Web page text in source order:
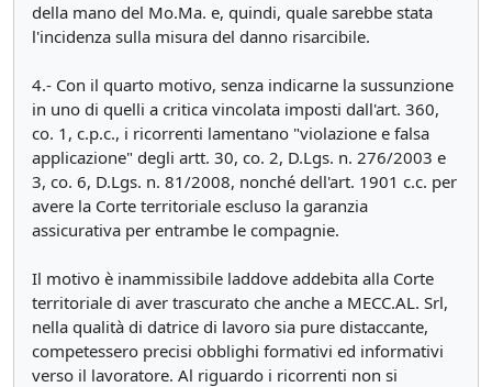
della mano del Mo.Ma. e, quindi, quale sarebbe stata
l'incidenza sulla misura del danno risarcibile.
4.- Con il quarto motivo, senza indicarne la sussunzione
in uno di quelli a critica vincolata imposti dall'art. 360,
co. 1, c.p.c., i ricorrenti lamentano "violazione e falsa
applicazione" degli artt. 30, co. 2, D.Lgs. n. 276/2003 e
3, co. 6, D.Lgs. n. 81/2008, nonché dell'art. 1901 c.c. per
avere la Corte territoriale escluso la garanzia
assicurativa per entrambe le compagnie.
Il motivo è inammissibile laddove addebita alla Corte
territoriale di aver trascurato che anche a MECC.AL. Srl,
nella qualità di datrice di lavoro sia pure distaccante,
competessero precisi obblighi formativi ed informativi
verso il lavoratore. Al riguardo i ricorrenti non si